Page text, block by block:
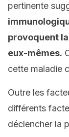
pertinente
provoquent
eux-mêmes.
cette maladie
Outre les
différents
déclencher la